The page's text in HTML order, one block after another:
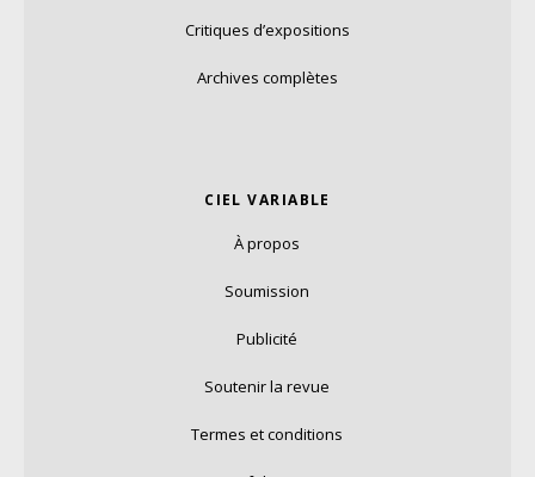
Critiques d’expositions
Archives complètes
CIEL VARIABLE
À propos
Soumission
Publicité
Soutenir la revue
Termes et conditions